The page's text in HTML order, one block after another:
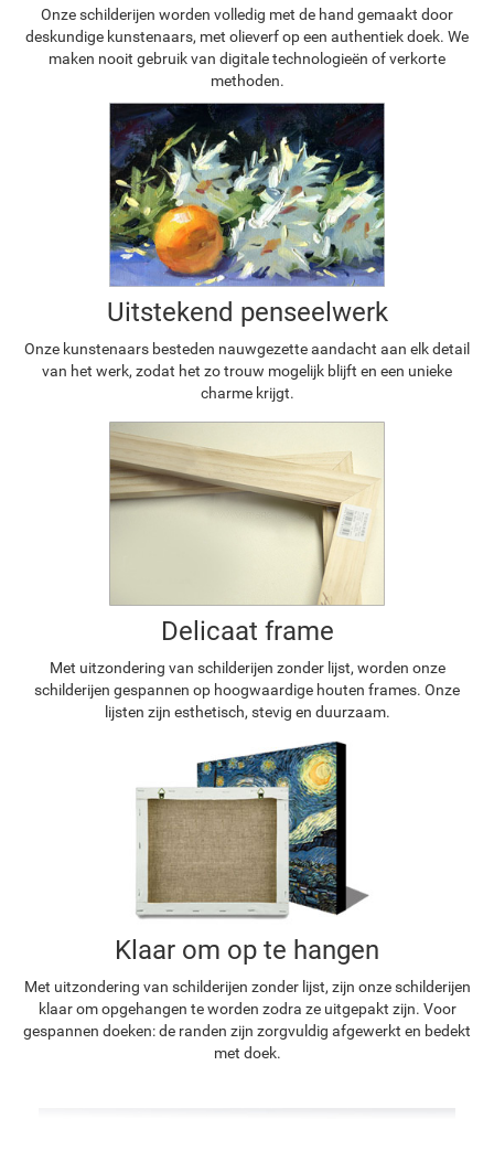
Onze schilderijen worden volledig met de hand gemaakt door
deskundige kunstenaars, met olieverf op een authentiek doek. We
maken nooit gebruik van digitale technologieën of verkorte
methoden.
Uitstekend penseelwerk
Onze kunstenaars besteden nauwgezette aandacht aan elk detail
van het werk, zodat het zo trouw mogelijk blijft en een unieke
charme krijgt.
Delicaat frame
Met uitzondering van schilderijen zonder lijst, worden onze
schilderijen gespannen op hoogwaardige houten frames. Onze
lijsten zijn esthetisch, stevig en duurzaam.
Klaar om op te hangen
Met uitzondering van schilderijen zonder lijst, zijn onze schilderijen
klaar om opgehangen te worden zodra ze uitgepakt zijn. Voor
gespannen doeken: de randen zijn zorgvuldig afgewerkt en bedekt
met doek.